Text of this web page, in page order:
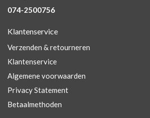
074-2500756
Klantenservice
Verzenden & retourneren
Klantenservice
Algemene voorwaarden
Privacy Statement
Betaalmethoden